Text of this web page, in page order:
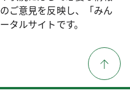
ご意見を反映し、「みん
タルサイトです。